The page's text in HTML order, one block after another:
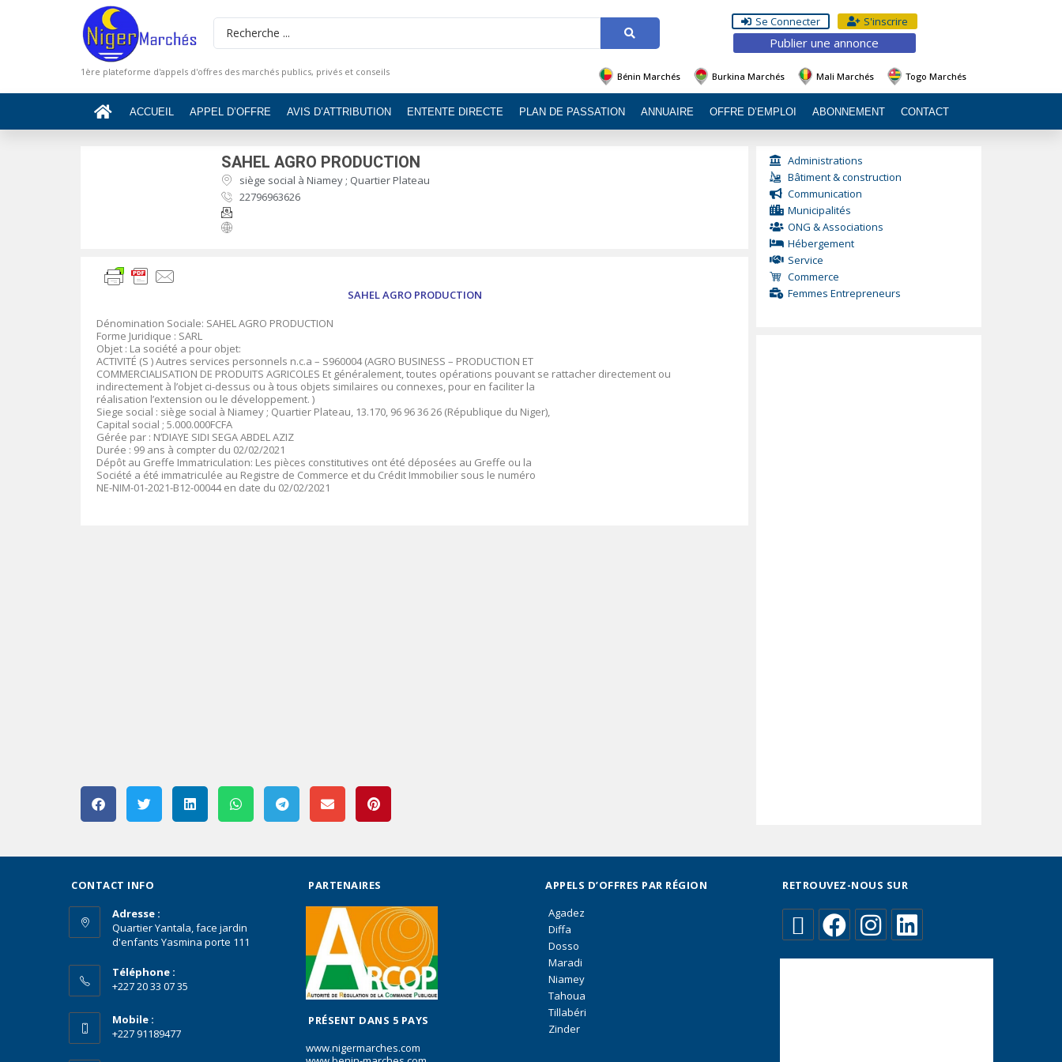
Se Connecter S'inscrire
Publier une annonce
1ère plateforme d'appels d'offres des marchés publics, privés et conseils Bénin Marchés Burkina Marchés Mali Marchés Togo Marchés
ACCUEIL APPEL D’OFFRE AVIS D’ATTRIBUTION ENTENTE DIRECTE PLAN DE PASSATION ANNUAIRE OFFRE D’EMPLOI ABONNEMENT CONTACT
SAHEL AGRO PRODUCTION
siège social à Niamey ; Quartier Plateau
22796963626
SAHEL AGRO PRODUCTION
Dénomination Sociale: SAHEL AGRO PRODUCTION
Forme Juridique : SARL
Objet : La société a pour objet:
ACTIVITÉ (S ) Autres services personnels n.c.a – S960004 (AGRO BUSINESS – PRODUCTION ET
COMMERCIALISATION DE PRODUITS AGRICOLES Et généralement, toutes opérations pouvant se rattacher directement ou
indirectement à l’objet ci-dessus ou à tous objets similaires ou connexes, pour en faciliter la
réalisation l’extension ou le développement. )
Siege social : siège social à Niamey ; Quartier Plateau, 13.170, 96 96 36 26 (République du Niger),
Capital social ; 5.000.000FCFA
Gérée par : N’DIAYE SIDI SEGA ABDEL AZIZ
Durée : 99 ans à compter du 02/02/2021
Dépôt au Greffe Immatriculation: Les pièces constitutives ont été déposées au Greffe ou la
Société a été immatriculée au Registre de Commerce et du Crédit Immobilier sous le numéro
NE-NIM-01-2021-B12-00044 en date du 02/02/2021
Administrations
Bâtiment & construction
Communication
Municipalités
ONG & Associations
Hébergement
Service
Commerce
Femmes Entrepreneurs
CONTACT INFO
Adresse :
Quartier Yantala, face jardin
d'enfants Yasmina porte 111
Téléphone :
+227 20 33 07 35
Mobile :
+227 91189477
PARTENAIRES
PRÉSENT DANS 5 PAYS
www.nigermarches.com
APPELS D’OFFRES PAR RÉGION
Agadez
Diffa
Dosso
Maradi
Niamey
Tahoua
Tillabéri
Zinder
RETROUVEZ-NOUS SUR